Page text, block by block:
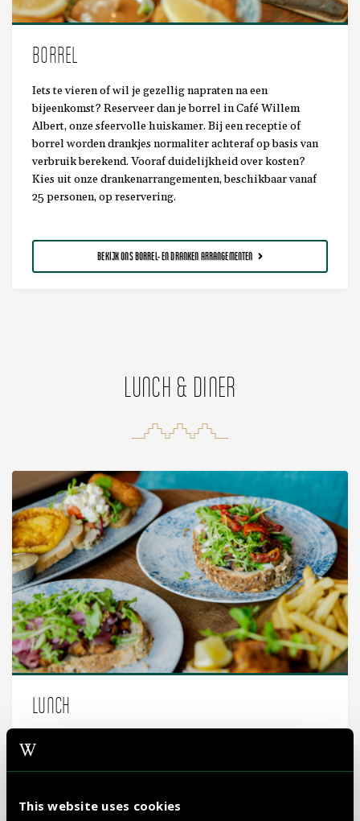
This website uses cookies
BORREL
Iets te vieren of wil je gezellig napraten na een
bijeenkomst? Reserveer dan je borrel in Café Willem
Albert, onze sfeervolle huiskamer. Bij een receptie of
borrel worden drankjes normaliter achteraf op basis van
verbruik berekend. Vooraf duidelijkheid over kosten?
Kies uit onze drankenarrangementen, beschikbaar vanaf
25 personen, op reservering.
BEKIJK ONS BORREL- EN DRANKEN ARRANGEMENTEN
LUNCH & DINER
LUNCH
In Café Willem Albert kunt je tot 12 personen van de
een 2 gangen Business lunch of een lunchbuffet. Je dient
gezelschap. Uiteraard houden wij rekening met eventuele